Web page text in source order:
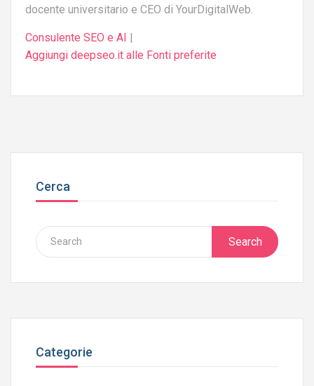
docente universitario e CEO di YourDigitalWeb.
Consulente SEO e AI |
Aggiungi deepseo.it alle Fonti preferite
Cerca
Search
Categorie